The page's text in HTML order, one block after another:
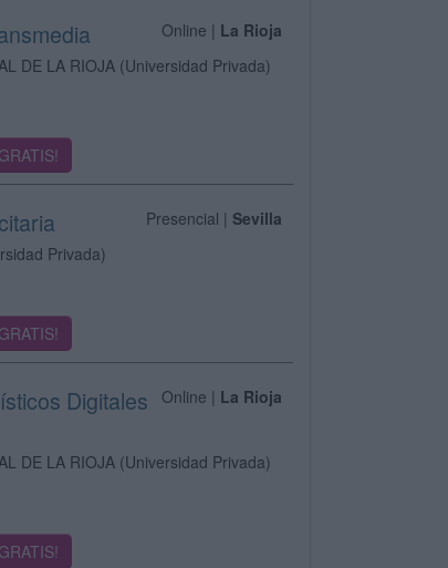
Online | La Rioja
DE LA RIOJA (Universidad Privada)
Presencial | Sevilla
Privada)
Online | La Rioja
Digitales
DE LA RIOJA (Universidad Privada)